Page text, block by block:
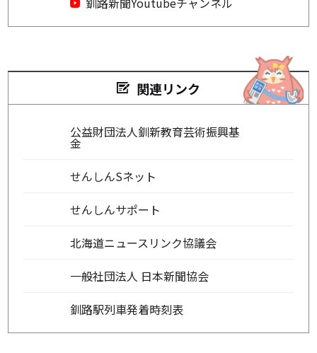
関連リンク
公益財団法人釧新教育芸術振興基
金
せんしんSネット
せんしんサポート
北海道ニュースリンク協議会
一般社団法人 日本新聞協会
釧路駅列車発着時刻表